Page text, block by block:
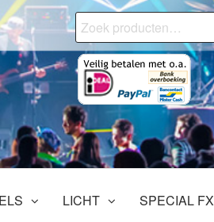
Zoeken
naar:
LICHT SPECIAL FX